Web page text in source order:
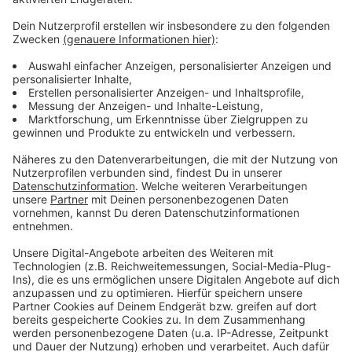
Der Sommer hat dieses Jahr lange auf sich warten
lassen. Aber der Spätsommer wird heiß, heißer,
Schröder! Schon zum Jahresanfang hat uns Atze mit
dem Kaltstart 24 begleitet und jetzt will er uns gut
gelaunt bis in den Herbst bringen. Atzes Mantra für ein
glückliches Leben: "Lass' mich mal machen." Also volle
Kraft voraus und viel Spaß bei Atze Schröders
Kaltstart 24.
Anzeige
Anzeige